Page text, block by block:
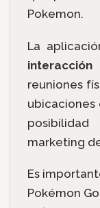
Pokemon.
La
reuniones
ubicaciones
marketing
Es
Pokémon